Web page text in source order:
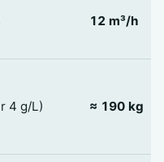
12 m³/h
4 g/L) ≈ 190 kg